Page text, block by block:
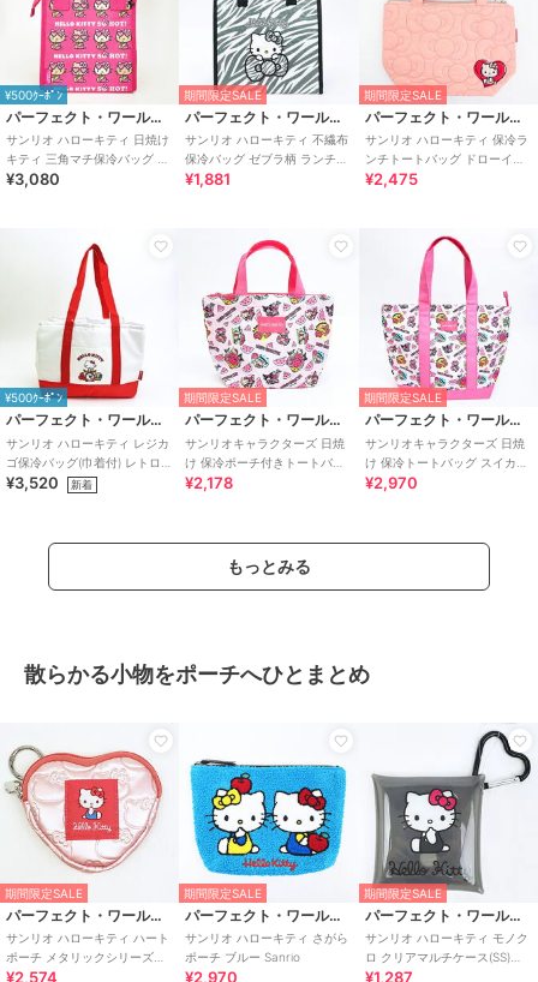
¥500ｸｰﾎﾟﾝ
パーフェクト・ワールド・トーキョー
サンリオ ハローキティ 日焼け
キティ 三角マチ保冷バッグ ジ
ュース ランチ Sanrio
¥3,080
期間限定SALE
パーフェクト・ワールド・トーキョー
サンリオ ハローキティ 不繊布
保冷バッグ ゼブラ柄 ランチ
Sanrio
¥1,881
期間限定SALE
パーフェクト・ワールド・トーキョー
サンリオ ハローキティ 保冷ラ
ンチトートバッグ ドローイン
グタッチシリーズ Sanrio
¥2,475
¥500ｸｰﾎﾟﾝ
パーフェクト・ワールド・トーキョー
サンリオ ハローキティ レジカ
ゴ保冷バッグ(巾着付) レトロ
25 Sanrio
¥3,520 新着
期間限定SALE
パーフェクト・ワールド・トーキョー
サンリオキャラクターズ 日焼
け 保冷ポーチ付きトートバッ
グ スイカマニアシリーズ ラン
¥2,178
期間限定SALE
パーフェクト・ワールド・トーキョー
サンリオキャラクターズ 日焼
け 保冷トートバッグ スイカマ
ニアシリーズ ランチ Sanrio
¥2,970
もっとみる
散らかる小物をポーチへひとまとめ
期間限定SALE
パーフェクト・ワールド・トーキョー
サンリオ ハローキティ ハート
ポーチ メタリックシリーズ
Sanrio
¥2,574
期間限定SALE
パーフェクト・ワールド・トーキョー
サンリオ ハローキティ さがら
ポーチ ブルー Sanrio
¥2,970
期間限定SALE
パーフェクト・ワールド・トーキョー
サンリオ ハローキティ モノク
ロ クリアマルチケース(SS)
Sanrio
¥1,287